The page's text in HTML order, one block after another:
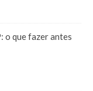
o que fazer antes